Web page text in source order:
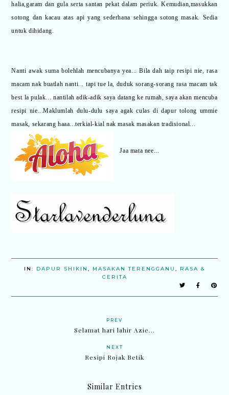
halia,garam dan gula serta santan pekat dalam periuk. Kemudian,masukkan
sotong dan kacau atas api yang sederhana sehingga sotong masak. Sedia
untuk dihidang.
Nanti awak suma bolehlah mencubanya yea... Bila dah taip resipi nie, rasa
macam nak buatlah nanti... tapi tue la, duduk sorang-sorang rasa macam tak
best la pulak... nantilah adik-adik saya datang ke rumah, saya akan mencuba
resipi nie...Maklumlah dulu-dulu saya agak culas di dapur tolong ummie
masak, sekarang haaa...terkial-kial nak masak masakan tradisional...
Jaa mata nee...
IN: DAPUR SHIKIN , MASAKAN TERENGGANU , RASA &
CERITA
PREV
Selamat hari lahir Azie...
NEXT
Resipi Rojak Betik
Similar Entries